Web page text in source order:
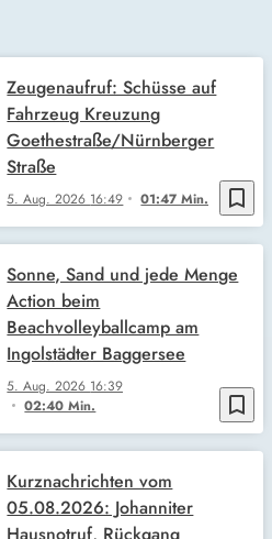
bookmark_border
5. Aug. 2026 16:49 01:47 Min.
Zeugenaufruf: Schüsse auf
Fahrzeug Kreuzung
Goethestraße/Nürnberger
Straße
bookmark_border
5. Aug. 2026 16:39
02:40 Min.
Sonne, Sand und jede Menge
Action beim
Beachvolleyballcamp am
Ingolstädter Baggersee
Kurznachrichten vom
05.08.2026: Johanniter